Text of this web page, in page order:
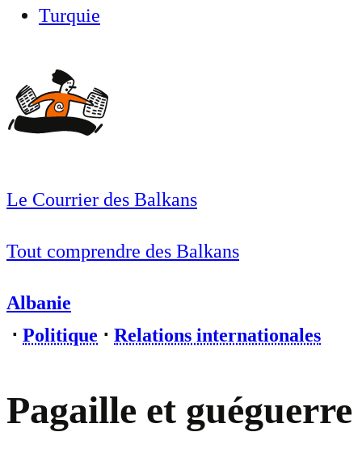
Turquie
Le Courrier des Balkans
Tout comprendre des Balkans
Albanie
⋅ Politique ⋅ Relations internationales
Pagaille et guéguerre